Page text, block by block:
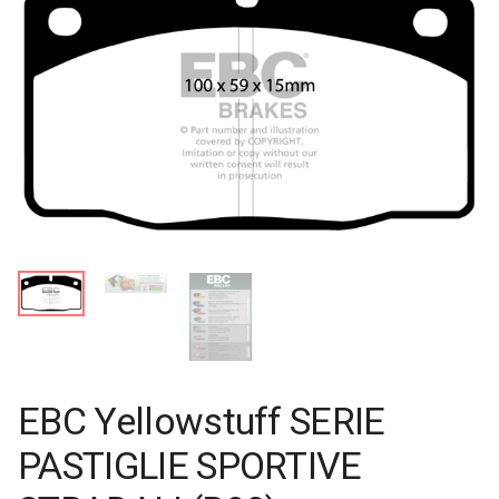
EBC Yellowstuff SERIE
PASTIGLIE SPORTIVE